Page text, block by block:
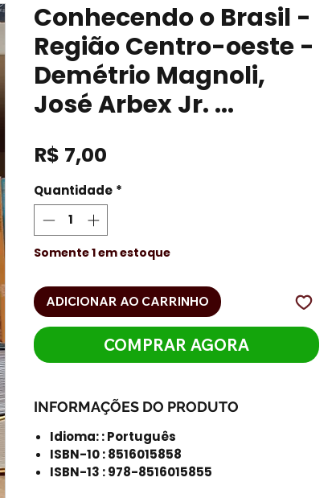
Conhecendo o Brasil -
Região Centro-oeste -
Demétrio Magnoli,
José Arbex Jr. ...
R$ 7,00
Quantidade *
Somente 1 em estoque
ADICIONAR AO CARRINHO
COMPRAR AGORA
INFORMAÇÕES DO PRODUTO
Idioma: : Português
ISBN-10 : 8516015858
ISBN-13 : 978-8516015855